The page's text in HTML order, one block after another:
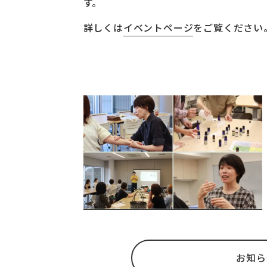
詳しくはイベントページをご覧ください。
お知